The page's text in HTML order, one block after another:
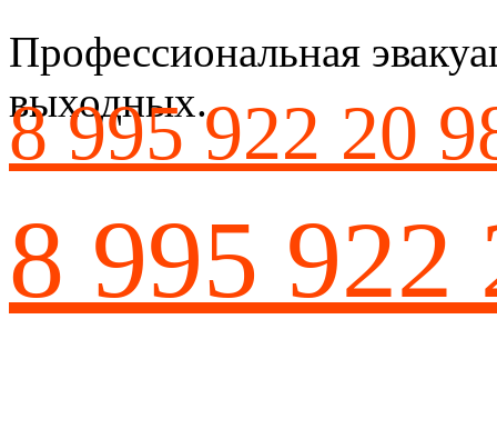
Профессиональная
выходных.
8 995 922 20
8 995 922